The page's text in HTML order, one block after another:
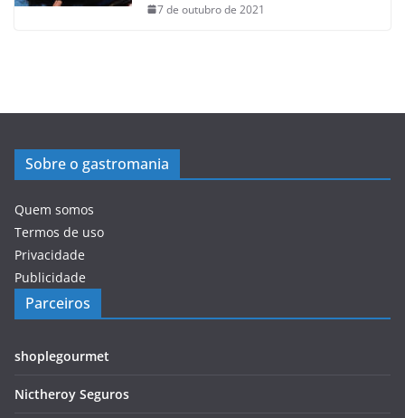
7 de outubro de 2021
Sobre o gastromania
Quem somos
Termos de uso
Privacidade
Publicidade
Parceiros
shoplegourmet
Nictheroy Seguros